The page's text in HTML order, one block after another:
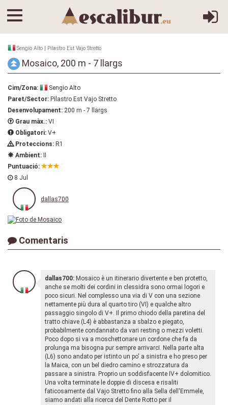
Sengio Alto | Pilastro Est Vajo Stretto
Mosaico, 200 m - 7 llargs
Cim/Zona:
Sengio Alto
Paret/Sector: Pilastro Est Vajo Stretto
Desenvolupament: 200 m - 7 llargs
Grau màx.: VI
Obligatori: V+
Proteccions: R1
Ambient:
Puntuació:
8 Jul
dallas700
Comentaris
dallas700: Mosaico è un itinerario divertente e ben protetto,
anche se molti dei cordini in clessidra sono ormai logori e
poco sicuri. Nel complesso una via di V con una sezione
nettamente più dura al quarto tiro (VI) e qualche altro
passaggio singolo di V+. Il primo chiodo della paretina del
tratto chiave (L4) è abbastanza a sbalzo e piegato,
probabilmente condannato da vari resting o mezzi voletti.
Poco dopo si va a moschettonare un cordone che fa da
prolunga ma bisogna pur sempre arrivarci. Nella parte alta
(L6) sono andato per istinto un po' a sinistra e ho preso per
la Maica, con un bel diedro camino e strozzatura da
passare a sinistra. Proprio un soddisfacente IV+ dolomitico.
Una volta terminate le doppie di discesa e risaliti
faticosamente dal Vajo Stretto fino alla Sella dell'Emmele,
siamo andati alla ricerca del Dente Rotto per il